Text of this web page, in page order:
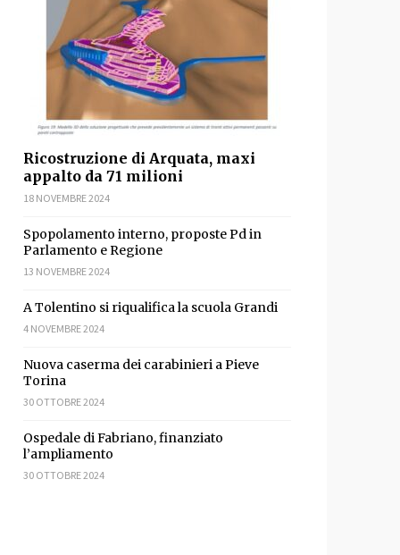
Condividi
Condividi
Ricostruzione di Arquata, maxi
appalto da 71 milioni
18 NOVEMBRE 2024
Spopolamento interno, proposte Pd in
Parlamento e Regione
13 NOVEMBRE 2024
A Tolentino si riqualifica la scuola Grandi
4 NOVEMBRE 2024
Nuova caserma dei carabinieri a Pieve
Torina
30 OTTOBRE 2024
Ospedale di Fabriano, finanziato
l’ampliamento
30 OTTOBRE 2024